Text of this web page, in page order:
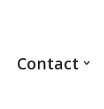
Contact